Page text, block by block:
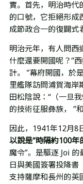
實。首先，明治時代
的口號，它拒絕形成
成節政合一的復闢式
明治元年，有人問西
什麼還要開國呢？”
計。 ”幕府開國，於
里艦隊訪問浦賀海岸
田松陰說：“（一旦
的技術征服彝族， ”
因此，1941年12月8
以說是“時隔約100年
魔令”。 是驅逐 Joi
日與美國簽署投降書
支持薩摩和長州的英